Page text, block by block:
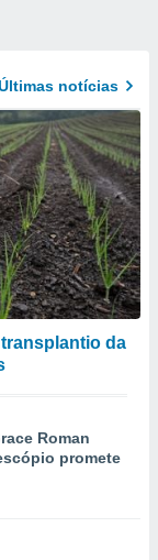
notícias
da
Roman
promete